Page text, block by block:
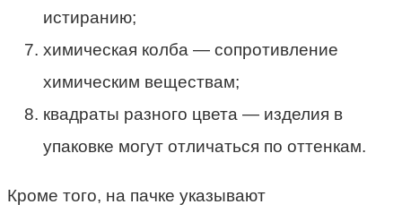
истиранию;
химическая колба — сопротивление
химическим веществам;
квадраты разного цвета — изделия в
упаковке могут отличаться по оттенкам.
Кроме того, на пачке указывают